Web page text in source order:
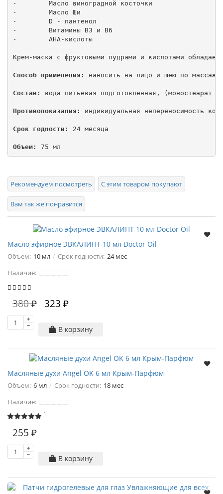
·        Масло виноградной косточки
·        Масло Ши
·        D - пантенол
·        Витамины В3 и В6
·        АНА-кислоты
Крем-маска с фруктовыми пудрами и кислотами
Способ применения: наносить на лицо и шею по
Состав: вода питьевая подготовленная, (моностеарат
Противопоказания: индивидуальная непереносимость
Срок годности: 24 месяца
Объем: 75 мл
Рекомендуем посмотреть С этим товаром покупают
Вам так же понравится
Масло эфирное ЭВКАЛИПТ 10 мл Doctor Oil
Объем: 10 мл Срок годности: 24 мес
Наличие:
380 ₽ 323 ₽
В корзину
Масляные духи Angel OK 6 мл Крым-Парфюм
Объем: 6 мл Срок годности: 18 мес
Наличие:
1
255 ₽
В корзину